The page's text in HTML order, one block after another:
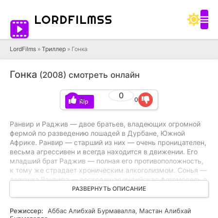
LORDFILMSS
LordFilms » Триллер » Гонка
Гонка (2008) смотреть онлайн
BDRip
0
0 0
Ранвир и Раджив — двое братьев, владеющих огромной
фермой по разведению лошадей в Дурбане, Южной
Африке. Ранвир — старший из них — очень проницателен,
весьма агрессивен и всегда находится в движении. Его
младший брат Раджив — полная его противоположность,
к тому же страдает хроническим алкоголизмом. Сонья —
девушка Ранвира — восходящая индийская фотомодель в
Дурбане. Она любит Ранвира, но волею судьбы выходит
замуж за его младшего брата Раджива. Ей и так
приходиться нелегко, а когда она узнает, что Раджив
болен алкоголизмом, ее мир окончательно рушится.
РАЗВЕРНУТЬ ОПИСАНИЕ
Режиссер:
Аббас Алибхай Бурмавалла, Мастан Алибхай